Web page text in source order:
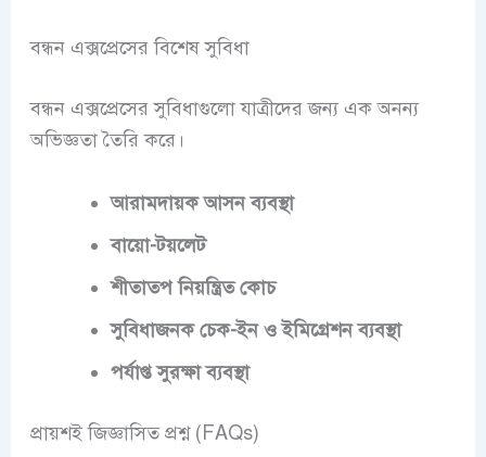
বন্ধন এক্সপ্রেসের বিশেষ সুবিধা
বন্ধন এক্সপ্রেসের সুবিধাগুলো যাত্রীদের জন্য এক অনন্য
অভিজ্ঞতা তৈরি করে।
আরামদায়ক আসন ব্যবস্থা
বায়ো-টয়লেট
শীতাতপ নিয়ন্ত্রিত কোচ
সুবিধাজনক চেক-ইন ও ইমিগ্রেশন ব্যবস্থা
পর্যাপ্ত সুরক্ষা ব্যবস্থা
প্রায়শই জিজ্ঞাসিত প্রশ্ন (FAQs)